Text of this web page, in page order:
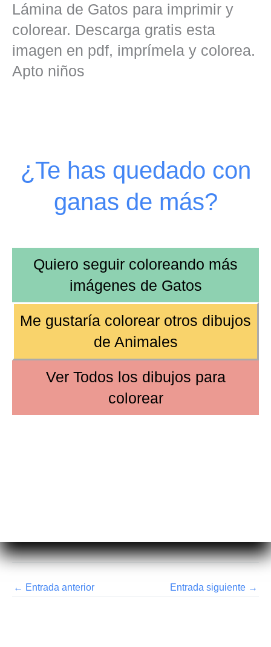
Lámina de Gatos para imprimir y
colorear. Descarga gratis esta
imagen en pdf, imprímela y colorea.
Apto niños
¿Te has quedado con
ganas de más?
Quiero seguir coloreando más
imágenes de Gatos
Me gustaría colorear otros dibujos
de Animales
Ver Todos los dibujos para
colorear
← Entrada anterior Entrada siguiente →